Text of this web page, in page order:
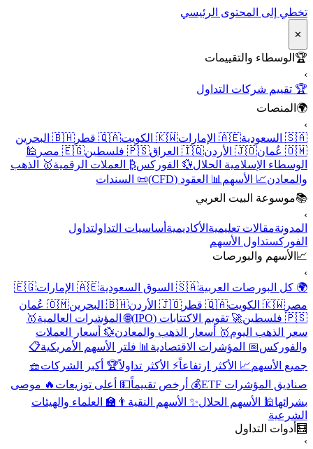
تخطي إلى المحتوى الرئيسي
✕
🏆 الوسطاء والتقييمات
›
🏆 تقييم شركات التداول
🌍 المنصات
›
🇸🇦 السعودية
🇦🇪 الإمارات 🇰🇼 الكويت 🇶🇦 قطر
🇧🇭 البحرين
🇴🇲 عُمان
🇯🇴 الأردن 🇮🇶 العراق 🇵🇸 فلسطين 🇪🇬 مصر
🕌
الوسطاء الإسلامية الحلال💱 الفوركس₿ العملات الرقمية🥇 الذهب
والمعادن📈 الأسهم 📊 العقود (CFD)
📜 السندات
📚موسوعة البيت العربي
›
المدونةمقالات تعليمية الأكاديمية أساسيات التداولتداول
الفوركستداول الأسهم
📈 الأسهم والبورصات
›
🌍 كل البورصات العربية🇸🇦 السوق السعودية 🇦🇪 الإمارات
🇪🇬
مصر 🇰🇼 الكويت 🇶🇦 قطر 🇯🇴 الأردن 🇧🇭 البحرين
🇴🇲 عُمان
🇵🇸 فلسطين
🚀 تقويم الاكتتابات (IPO) 🌐 المؤشرات العالمية🥇
سعر الذهب اليوم🥇 أسعار الذهب والمعادن💱 أسعار العملات
والفوركس📅 المؤشرات الاقتصادية 📊 فلتر الأسهم الأمريكية📋
جميع الأسهم📈 الأكثر ارتفاعاً⚡ الأكثر تداولاً🏆 أكبر الشركات🧺
صناديق المؤشرات ETF
💰 أرخص تقييماً💵 أعلى توزيعات 🔥 موصى
بشرائها🕌 الأسهم الحلال✨ الأسهم النقية 👨‍🏫 العلماء والهيئات
الشرعية
🧮 أدوات التداول
›